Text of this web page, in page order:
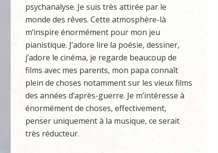
psychanalyse. Je suis très attirée par le
monde des rêves. Cette atmosphère-là
m’inspire énormément pour mon jeu
pianistique. J’adore lire la poésie, dessiner,
j’adore le cinéma, je regarde beaucoup de
films avec mes parents, mon papa connaît
plein de choses notamment sur les vieux films
des années d’après-guerre. Je m’intéresse à
énormément de choses, effectivement,
penser uniquement à la musique, ce serait
très réducteur.